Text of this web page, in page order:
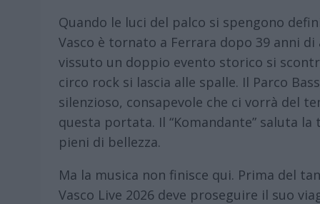
Quando le luci del palco si spengono
Vasco è tornato a Ferrara dopo 39 anni di
vissuto un doppio evento storico si
circo rock si lascia alle spalle. Il Parco
silenzioso, consapevole che ci vorrà del
questa portata. Il “Komandante” saluta
pieni di bellezza.
Ma la musica non finisce qui. Prima del
Vasco Live 2026 deve proseguire il suo